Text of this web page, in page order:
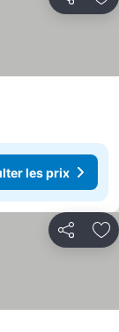
Partager
les prix
Partager